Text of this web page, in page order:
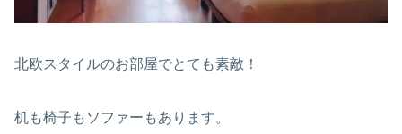
北欧スタイルのお部屋でとても素敵！
机も椅子もソファーもあります。